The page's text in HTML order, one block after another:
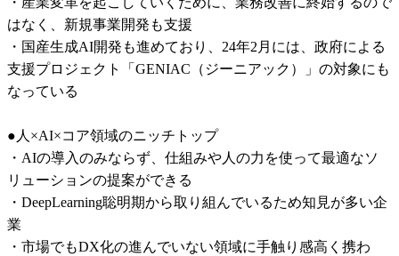
はなく、新規事業開発も支援
・国産生成AI開発も進めており、24年2月には、政府による
支援プロジェクト「GENIAC（ジーニアック）」の対象にも
なっている
●人×AI×コア領域のニッチトップ
・AIの導入のみならず、仕組みや人の力を使って最適なソ
リューションの提案ができる
・DeepLearning聡明期から取り組んでいるため知見が多い企
業
・市場でもDX化の進んでいない領域に手触り感高く携わ